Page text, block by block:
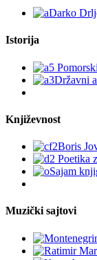
Istorija
Književnost
Muzički sajtovi